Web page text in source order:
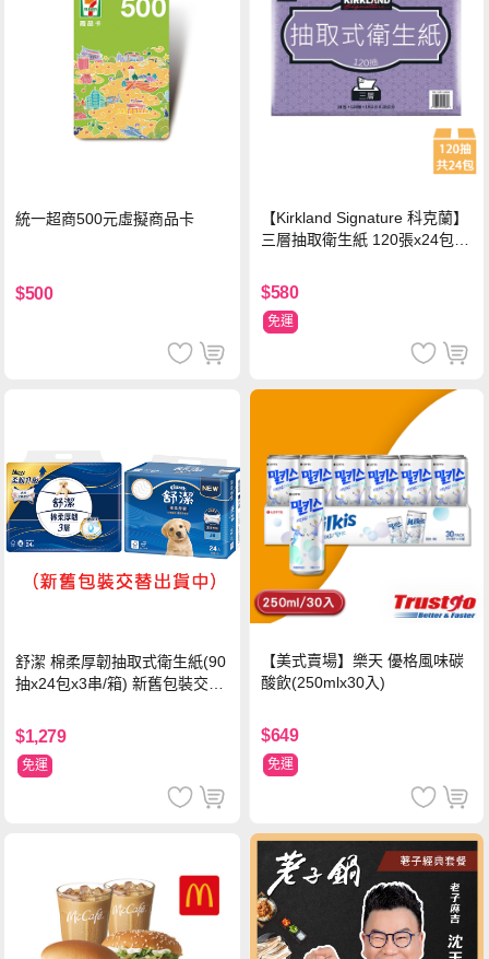
統一超商500元虛擬商品卡
$500
【Kirkland Signature 科克蘭】
三層抽取衛生紙 120張x24包x1
$580
免運
舒潔 棉柔厚韌抽取式衛生紙(90
抽x24包x3串/箱) 新舊包裝交替
$1,279
免運
【美式賣場】樂天 優格風味碳
酸飲(250mlx30入)
$649
免運